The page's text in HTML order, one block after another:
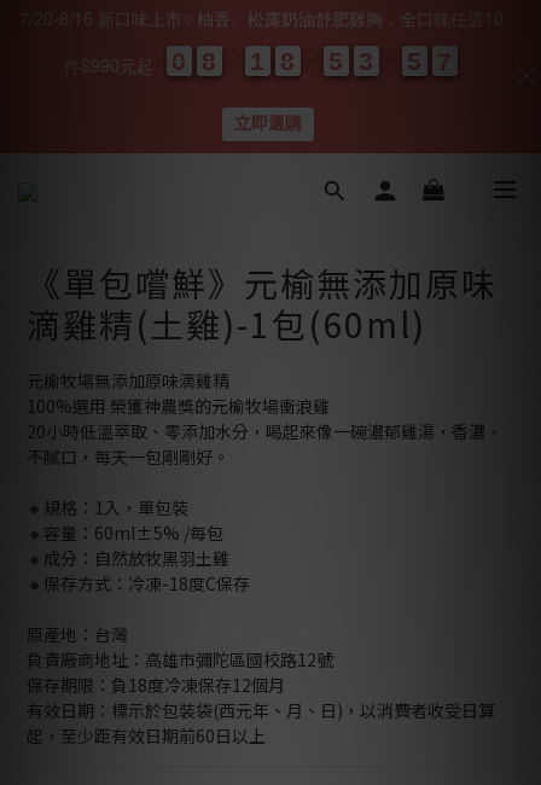
《單包嚐鮮》元榆無添加原味
滴雞精(土雞)-1包(60ml)
元榆牧場無添加原味滴雞精
100%選用 榮獲神農獎的元榆牧場衝浪雞
20小時低溫萃取、零添加水分，喝起來像一碗濃郁雞湯，香濃、
不膩口，每天一包剛剛好。
🔸規格：1入，單包裝
🔸容量：60ml±5% /每包
🔸成分：自然放牧黑羽土雞
🔸保存方式：冷凍-18度C保存
原產地：台灣
負責廠商地址：高雄市彌陀區國校路12號
保存期限：負18度冷凍保存12個月
有效日期：標示於包裝袋(西元年、月、日)，以消費者收受日算
起，至少距有效日期前60日以上
7/20-8/16 新口味上市✨柚香、松露奶油舒肥雞胸，全口味任選10
件$990元起 0
0
0
0 8
8
8
8 1
1
1
1 8
8
8
8 5
5
5
5 3
3
3
3 5
5
5
5 0
0
5
5
5
5
立即選購